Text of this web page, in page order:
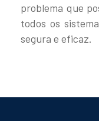
problema que
todos os
segura e eficaz.